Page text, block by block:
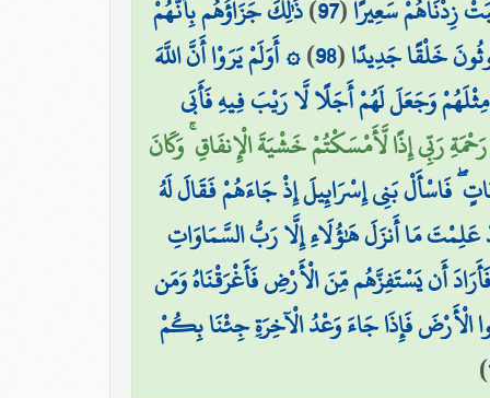
زِدْنَاهُمْ سَعِيرًا(
97
)ذَٰلِكَ جَزَاؤُهُم بِأَنَّهُمْ
خَلْقًا جَدِيدًا(
98
)۞ أَوَلَمْ يَرَوْا أَنَّ اللَّهَ
وَجَعَلَ لَهُمْ أَجَلًا لَّا رَيْبَ فِيهِ فَأَبَى
رَبِّي إِذًا لَّأَمْسَكْتُمْ خَشْيَةَ الْإِنفَاقِ ۚ وَكَانَ
فَاسْأَلْ بَنِي إِسْرَائِيلَ إِذْ جَاءَهُمْ فَقَالَ لَهُ
عَلِمْتَ مَا أَنزَلَ هَٰؤُلَاءِ إِلَّا رَبُّ السَّمَاوَاتِ
فَأَرَادَ أَن يَسْتَفِزَّهُم مِّنَ الْأَرْضِ فَأَغْرَقْنَاهُ وَمَن
الْأَرْضَ فَإِذَا جَاءَ وَعْدُ الْآخِرَةِ جِئْنَا بِكُمْ
)